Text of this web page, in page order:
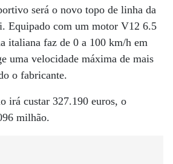
será o novo topo de linha da
Equipado com um motor V12 6.5
italiana faz de 0 a 100 km/h em
uma velocidade máxima de mais
o fabricante.
irá custar 327.190 euros, o
milhão.